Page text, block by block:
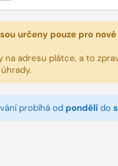
určeny pouze pro nové
na adresu plátce, a to
probíhá od pondělído